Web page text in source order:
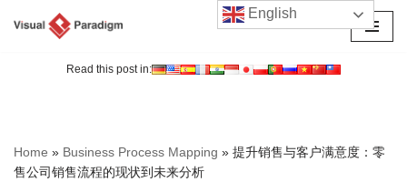
Read this post in:
Home » Business Process Mapping » 提升销售与客户满意度：零
售公司销售流程的现状到未来分析
English